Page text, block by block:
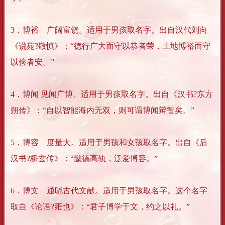
3．博裕 广阔富饶。适用于男孩取名字。出自汉代刘向
《说苑?敬慎》：“德行广大而守以恭者荣，土地博裕而守
以俭者安。”
4．博闻 见闻广博。适用于男孩取名字。出自《汉书?东方
朔传》：“自以智能海内无双，则可谓博闻辩智矣。”
5．博容 度量大。适用于男孩和女孩取名字。出自《后
汉书?桥玄传》：“懿德高轨，泛爱博容。”
6．博文 通晓古代文献。适用于男孩取名字。这个名字
取自《论语?雍也》：“君子博学于文，约之以礼。”